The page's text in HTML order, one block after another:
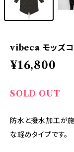
vibeca モッズコ
¥16,800
SOLD OUT
防水と撥水加工が
な軽めタイプです。